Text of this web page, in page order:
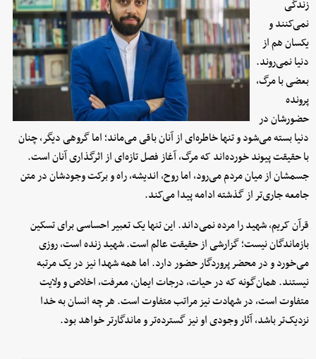
زندگی
نمی‌کنند و
یکسان هم از
دنیا نمی‌روند.
بعضی با مرگ،
پرونده
حضورشان در
دنیا بسته می‌شود و تنها خاطره‌ای از آنان باقی می‌ماند؛ اما گروهی دیگر، چنان
با حقیقت پیوند خورده‌اند که مرگ، آغاز فصل تازه‌ای از اثرگذاری آنان است.
جسمشان از میان مردم می‌رود، اما روح، اندیشه، راه و برکت وجودشان در متن
جامعه جاری‌تر از گذشته ادامه پیدا می‌کند.
قرآن کریم، شهید را مرده نمی‌داند. این تنها یک تعبیر احساسی برای تسکین
بازماندگان نیست؛ گزارشی از حقیقت عالم است. شهید زنده است، روزی
می‌خورد و در محضر پروردگار حضور دارد. اما همه شهدا نیز در یک مرتبه
نیستند. همان‌گونه که در حیات، درجات ایمان، معرفت، اخلاص و ولایت
متفاوت است، در شهادت نیز مراتب متفاوت است. هر چه انسان به خدا
نزدیک‌تر باشد، آثار وجودی او نیز گسترده‌تر و ماندگارتر خواهد بود.